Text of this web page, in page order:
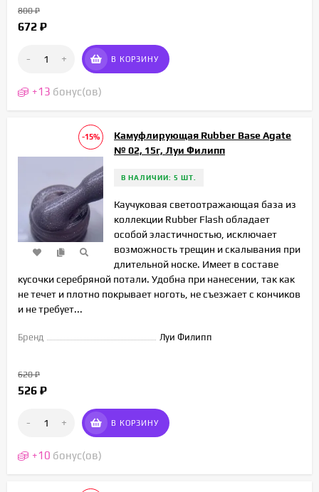
800₽
672 ₽
- + В КОРЗИНУ
+13 бонус(ов)
-15%
Камуфлирующая Rubber Base Agate
№ 02, 15г, Луи Филипп
В НАЛИЧИИ: 5 ШТ.
Каучуковая светоотражающая база из
коллекции Rubber Flash обладает
особой эластичностью, исключает
возможность трещин и скалывания при
длительной носке. Имеет в составе
кусочки серебряной потали. Удобна при нанесении, так как
не течет и плотно покрывает ноготь, не съезжает с кончиков
и не требует...
Бренд Луи Филипп
620₽
526 ₽
- + В КОРЗИНУ
+10 бонус(ов)